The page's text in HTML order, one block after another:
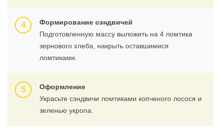
Формирование сэндвичей
Подготовленную массу выложить на 4 ломтика
зернового хлеба, накрыть оставшимися
ломтиками.
Оформление
Украсьте сэндвичи ломтиками копченого лосося и
зеленью укропа.